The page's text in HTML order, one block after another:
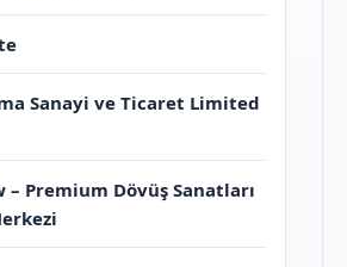
Sanayi ve Ticaret Limited
– Premium Dövüş Sanatları